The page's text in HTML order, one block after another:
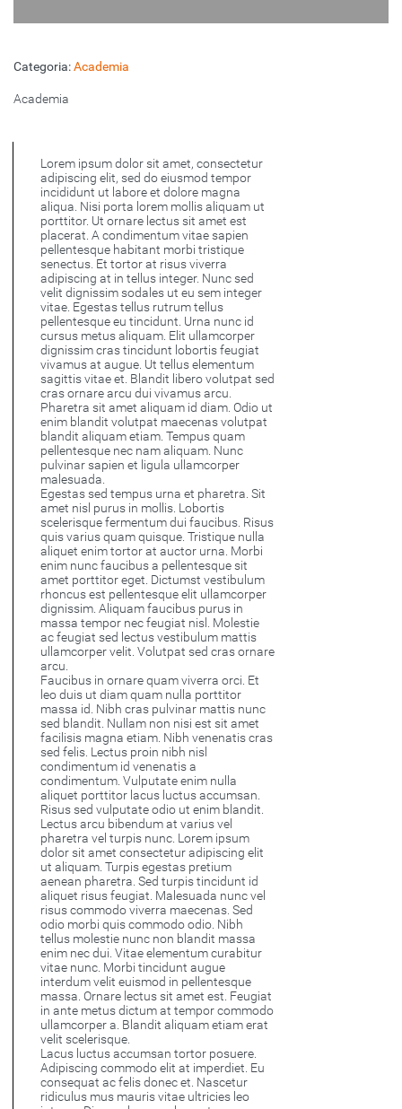
Categoria:Academia
Academia
Lorem ipsum dolor sit amet, consectetur
adipiscing elit, sed do eiusmod tempor
incididunt ut labore et dolore magna
aliqua. Nisi porta lorem mollis aliquam ut
porttitor. Ut ornare lectus sit amet est
placerat. A condimentum vitae sapien
pellentesque habitant morbi tristique
senectus. Et tortor at risus viverra
adipiscing at in tellus integer. Nunc sed
velit dignissim sodales ut eu sem integer
vitae. Egestas tellus rutrum tellus
pellentesque eu tincidunt. Urna nunc id
cursus metus aliquam. Elit ullamcorper
dignissim cras tincidunt lobortis feugiat
vivamus at augue. Ut tellus elementum
sagittis vitae et. Blandit libero volutpat sed
cras ornare arcu dui vivamus arcu.
Pharetra sit amet aliquam id diam. Odio ut
enim blandit volutpat maecenas volutpat
blandit aliquam etiam. Tempus quam
pellentesque nec nam aliquam. Nunc
pulvinar sapien et ligula ullamcorper
malesuada.
Egestas sed tempus urna et pharetra. Sit
amet nisl purus in mollis. Lobortis
scelerisque fermentum dui faucibus. Risus
quis varius quam quisque. Tristique nulla
aliquet enim tortor at auctor urna. Morbi
enim nunc faucibus a pellentesque sit
amet porttitor eget. Dictumst vestibulum
rhoncus est pellentesque elit ullamcorper
dignissim. Aliquam faucibus purus in
massa tempor nec feugiat nisl. Molestie
ac feugiat sed lectus vestibulum mattis
ullamcorper velit. Volutpat sed cras ornare
arcu.
Faucibus in ornare quam viverra orci. Et
leo duis ut diam quam nulla porttitor
massa id. Nibh cras pulvinar mattis nunc
sed blandit. Nullam non nisi est sit amet
facilisis magna etiam. Nibh venenatis cras
sed felis. Lectus proin nibh nisl
condimentum id venenatis a
condimentum. Vulputate enim nulla
aliquet porttitor lacus luctus accumsan.
Risus sed vulputate odio ut enim blandit.
Lectus arcu bibendum at varius vel
pharetra vel turpis nunc. Lorem ipsum
dolor sit amet consectetur adipiscing elit
ut aliquam. Turpis egestas pretium
aenean pharetra. Sed turpis tincidunt id
aliquet risus feugiat. Malesuada nunc vel
risus commodo viverra maecenas. Sed
odio morbi quis commodo odio. Nibh
tellus molestie nunc non blandit massa
enim nec dui. Vitae elementum curabitur
vitae nunc. Morbi tincidunt augue
interdum velit euismod in pellentesque
massa. Ornare lectus sit amet est. Feugiat
in ante metus dictum at tempor commodo
ullamcorper a. Blandit aliquam etiam erat
velit scelerisque.
Lacus luctus accumsan tortor posuere.
Adipiscing commodo elit at imperdiet. Eu
consequat ac felis donec et. Nascetur
ridiculus mus mauris vitae ultricies leo